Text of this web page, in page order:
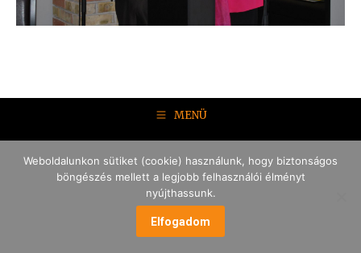
MENÜ
Weboldalunkon sütiket (cookie) használunk, hogy biztonságos
böngészés mellett a legjobb felhasználói élményt
nyújthassunk.
Elfogadom